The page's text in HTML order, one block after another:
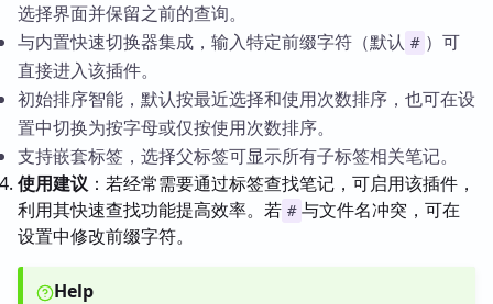
选择界面并保留之前的查询。
与内置快速切换器集成，输入特定前缀字符（默认 # ）可
直接进入该插件。
初始排序智能，默认按最近选择和使用次数排序，也可在设
置中切换为按字母或仅按使用次数排序。
支持嵌套标签，选择父标签可显示所有子标签相关笔记。
使用建议 ：若经常需要通过标签查找笔记，可启用该插件，
利用其快速查找功能提高效率。若 # 与文件名冲突，可在
设置中修改前缀字符。
Help